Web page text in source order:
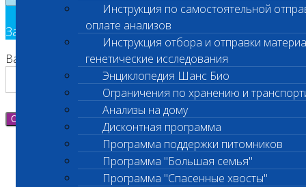
Инструкция по самостоятельной
оплате анализов
Инструкция отбора и отправки
генетические исследования
Энциклопедия Шанс Био
Ограничения по хранению и
Анализы на дому
Дисконтная программа
Программа поддержки питомников
Программа "Большая семья"
Программа "Спасенные хвосты"
Заявка на обратный звонок
Ваш номер телефона
Отправить